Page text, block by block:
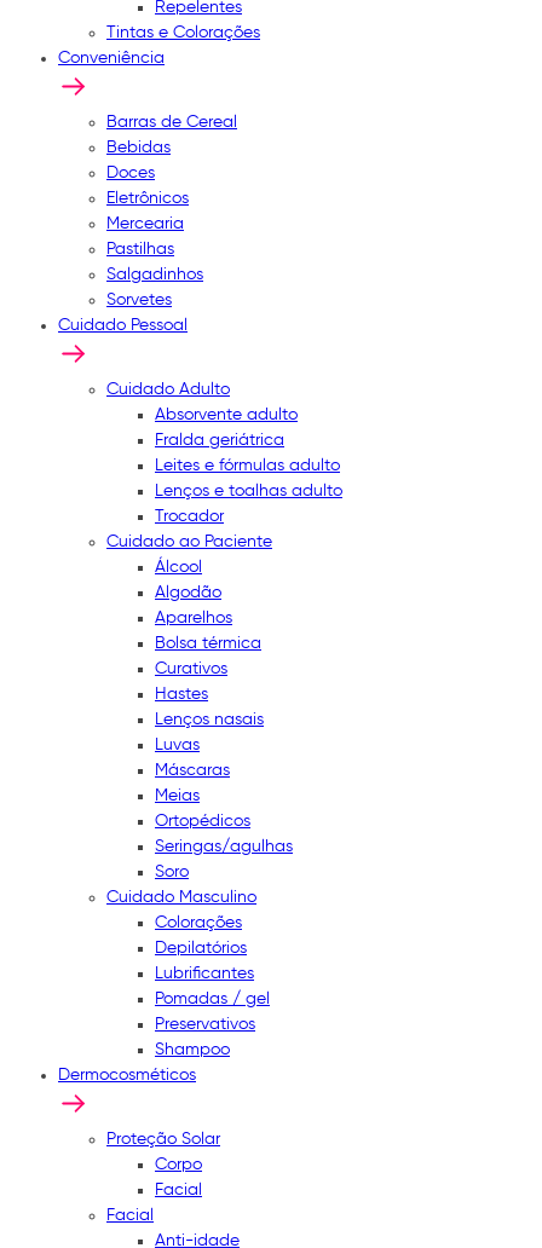
Repelentes
Tintas e Colorações
Conveniência
Barras de Cereal
Bebidas
Doces
Eletrônicos
Mercearia
Pastilhas
Salgadinhos
Sorvetes
Cuidado Pessoal
Cuidado Adulto
Absorvente adulto
Fralda geriátrica
Leites e fórmulas adulto
Lenços e toalhas adulto
Trocador
Cuidado ao Paciente
Álcool
Algodão
Aparelhos
Bolsa térmica
Curativos
Hastes
Lenços nasais
Luvas
Máscaras
Meias
Ortopédicos
Seringas/agulhas
Soro
Cuidado Masculino
Colorações
Depilatórios
Lubrificantes
Pomadas / gel
Preservativos
Shampoo
Dermocosméticos
Proteção Solar
Corpo
Facial
Facial
Anti-idade